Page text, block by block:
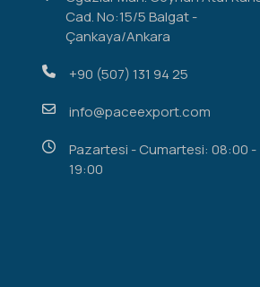
Cad. No:15/5 Balgat -
Çankaya/Ankara
+90 (507) 131 94 25
info@paceexport.com
Pazartesi - Cumartesi: 08:00 -
19:00